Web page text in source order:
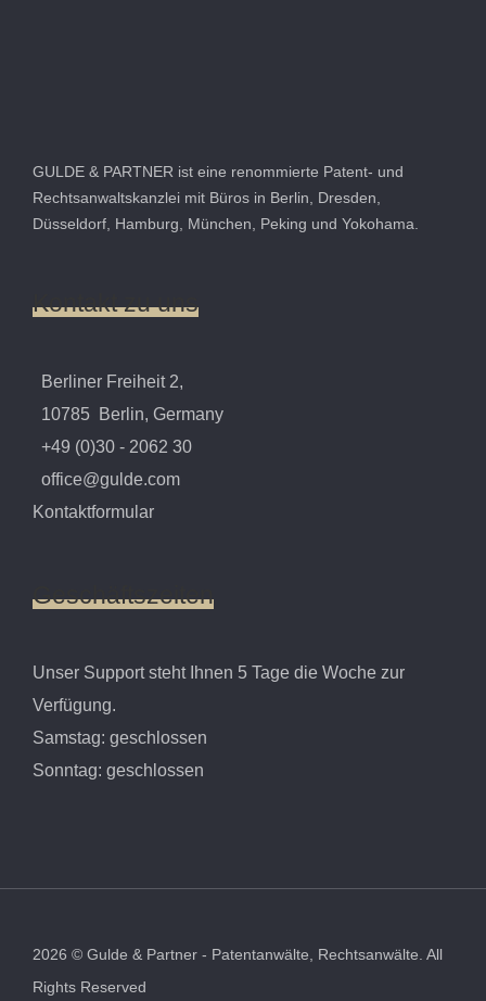
GULDE & PARTNER ist eine renommierte Patent- und
Rechtsanwaltskanzlei mit Büros in Berlin, Dresden,
Düsseldorf, Hamburg, München, Peking und Yokohama.
Kontakt zu uns
Berliner Freiheit 2,
10785 Berlin, Germany
+49 (0)30 - 2062 30
office@gulde.com
Kontaktformular
Geschäftszeiten
Unser Support steht Ihnen 5 Tage die Woche zur
Verfügung.
Samstag: geschlossen
Sonntag: geschlossen
2026 © Gulde & Partner - Patentanwälte, Rechtsanwälte. All
Rights Reserved